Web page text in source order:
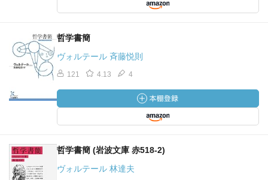
哲学書簡
ヴォルテール 斉藤悦則
121 4.13 4
哲学書簡 (岩波文庫 赤518-2)
ヴォルテール 林達夫